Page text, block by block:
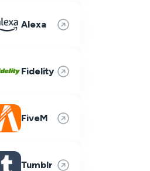
Alexa
Fidelity
FiveM
Tumblr